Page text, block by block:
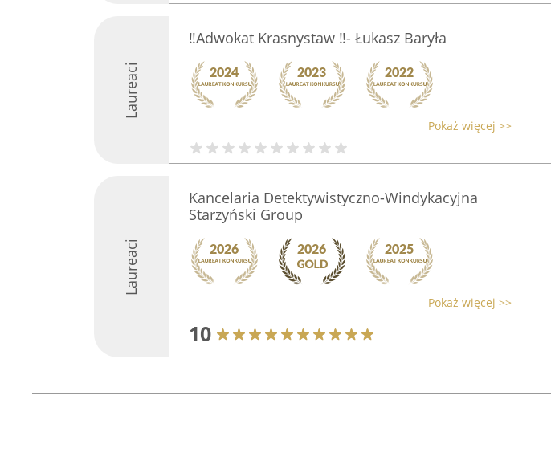
Laureaci
‼️Adwokat Krasnystaw ‼️- Łukasz Baryła
Pokaż więcej >>
Laureaci
Kancelaria Detektywistyczno-Windykacyjna
Starzyński Group
Pokaż więcej >>
10